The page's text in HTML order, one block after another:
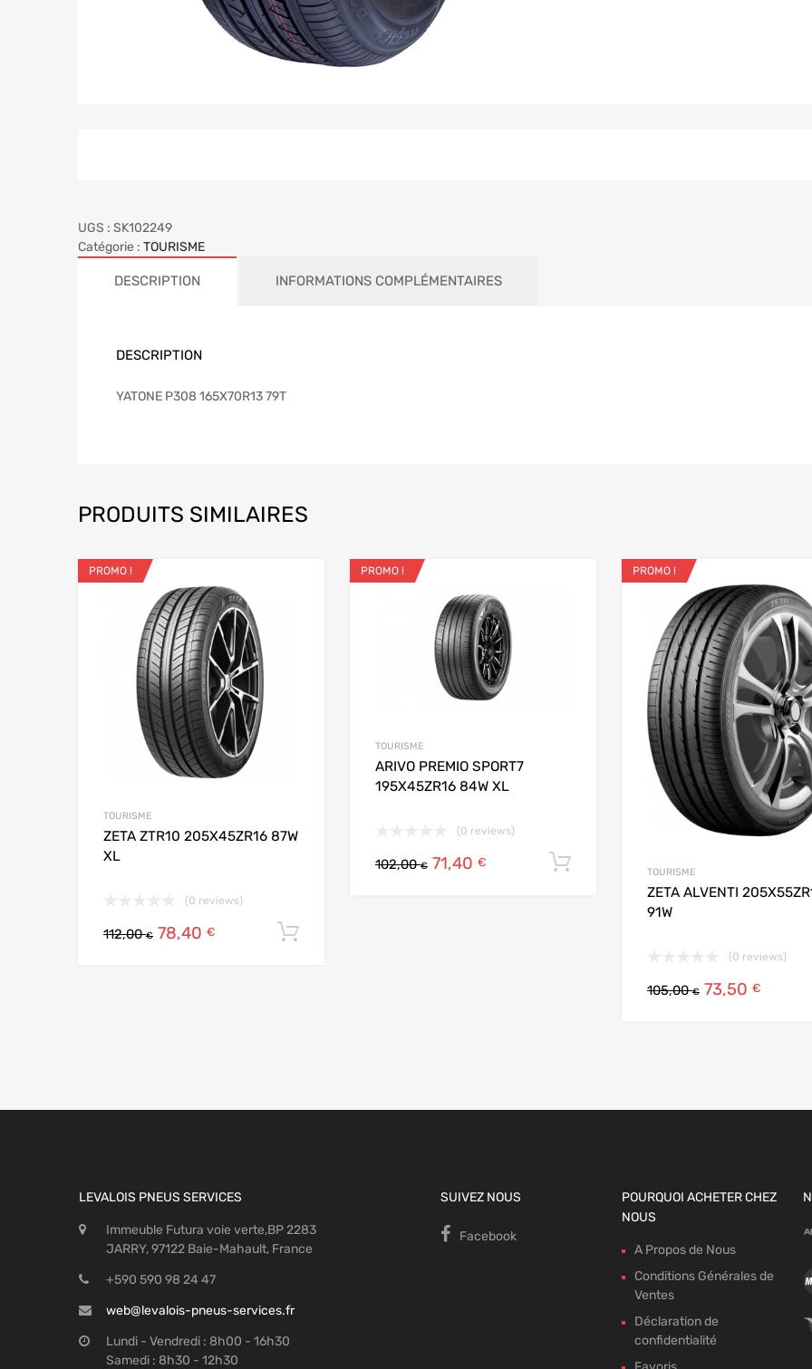
UGS : SK102249
Catégorie : TOURISME
DESCRIPTION INFORMATIONS COMPLÉMENTAIRES
DESCRIPTION
YATONE P308 165X70R13 79T
PRODUITS SIMILAIRES
PROMO !
Add to Compare
TOURISME
ZETA ZTR10 205X45ZR16 87W
XL
(0 reviews)
112,00€ 78,40€
PROMO !
Add to Compare
TOURISME
ARIVO PREMIO SPORT7
195X45ZR16 84W XL
(0 reviews)
102,00€ 71,40 €
PROMO !
TOURISME
ZETA ALVENTI
91W
(0 reviews)
105,00€ 73,50 €
LEVALOIS PNEUS SERVICES
Immeuble Futura voie verte,BP 2283
JARRY, 97122 Baie-Mahault, France
+590 590 98 24 47
web@levalois-pneus-services.fr
Lundi - Vendredi : 8h00 - 16h30
Samedi : 8h30 - 12h30
SUIVEZ NOUS
Facebook
POURQUOI ACHETER CHEZ
NOUS
A Propos de Nous
Conditions Générales de
Ventes
Déclaration de
confidentialité